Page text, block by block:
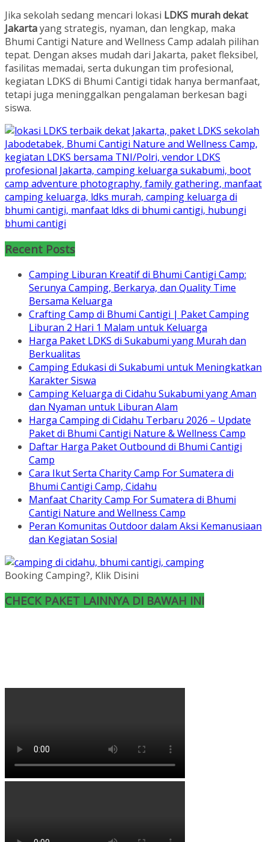
Jika sekolah sedang mencari lokasi LDKS murah dekat
Jakartayang strategis, nyaman, dan lengkap, maka
Bhumi Cantigi Nature and Wellness Camp adalah pilihan
tepat. Dengan akses mudah dari Jakarta, paket fleksibel,
fasilitas memadai, serta dukungan tim profesional,
kegiatan LDKS di Bhumi Cantigi tidak hanya bermanfaat,
tetapi juga meninggalkan pengalaman berkesan bagi
siswa.
Recent Posts
Camping Liburan Kreatif di Bhumi Cantigi Camp:
Serunya Camping, Berkarya, dan Quality Time
Bersama Keluarga
Crafting Camp di Bhumi Cantigi | Paket Camping
Liburan 2 Hari 1 Malam untuk Keluarga
Harga Paket LDKS di Sukabumi yang Murah dan
Berkualitas
Camping Edukasi di Sukabumi untuk Meningkatkan
Karakter Siswa
Camping Keluarga di Cidahu Sukabumi yang Aman
dan Nyaman untuk Liburan Alam
Harga Camping di Cidahu Terbaru 2026 – Update
Paket di Bhumi Cantigi Nature & Wellness Camp
Daftar Harga Paket Outbound di Bhumi Cantigi
Camp
Cara Ikut Serta Charity Camp For Sumatera di
Bhumi Cantigi Camp, Cidahu
Manfaat Charity Camp For Sumatera di Bhumi
Cantigi Nature and Wellness Camp
Peran Komunitas Outdoor dalam Aksi Kemanusiaan
dan Kegiatan Sosial
Booking Camping?, Klik Disini
CHECK PAKET LAINNYA DI BAWAH INI